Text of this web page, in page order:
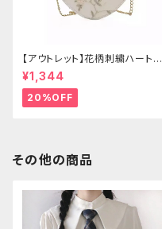
【アウトレット】花柄刺繍ハートバ
ッグ
¥1,344
20%OFF
その他の商品